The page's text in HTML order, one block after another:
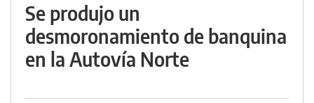
Se produjo un
desmoronamiento de banquina
en la Autovía Norte